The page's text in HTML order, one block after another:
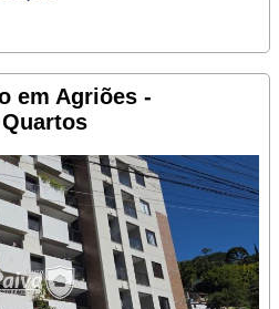
em Agriões -